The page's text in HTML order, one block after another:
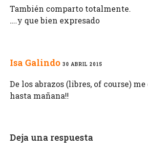
También comparto totalmente.
….y que bien expresado
Isa Galindo 30 ABRIL 2015
De los abrazos (libres, of course)
hasta mañana!!
Deja una respuesta